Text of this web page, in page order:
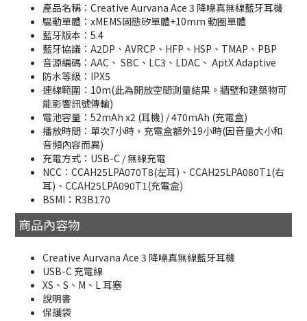
產品名稱：Creative Aurvana Ace 3 降噪真無線藍牙耳機
驅動單體：xMEMS固態矽單體+10mm 動圈單體
藍牙版本：5.4
藍牙協議：A2DP、AVRCP、HFP、HSP、TMAP、PBP
音源編碼：AAC、 SBC、LC3、LDAC、 AptX Adaptive
防水等級：IPX5
連線範圍：10m(此為開放空間測量結果。牆壁和建築物可
能影響訊號傳輸)
電池容量：52mAh x2 (耳機) / 470mAh (充電盒)
播放時間：單次7小時，充電盒額外19小時(因音量大小和
音頻內容而異)
充電方式：USB-C / 無線充電
NCC：CCAH25LPA070T8(左耳)、CCAH25LPA080T1(右
耳)、CCAH25LPA090T1(充電盒)
BSMI：R3B170
商品內容物
Creative Aurvana Ace 3 降噪真無線藍牙耳機
USB-C 充電線
XS、S、M、L 耳塞
說明書
保護袋